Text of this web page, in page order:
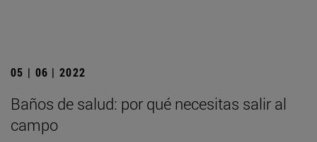
05 | 06 | 2022
Baños de salud: por qué necesitas salir al
campo